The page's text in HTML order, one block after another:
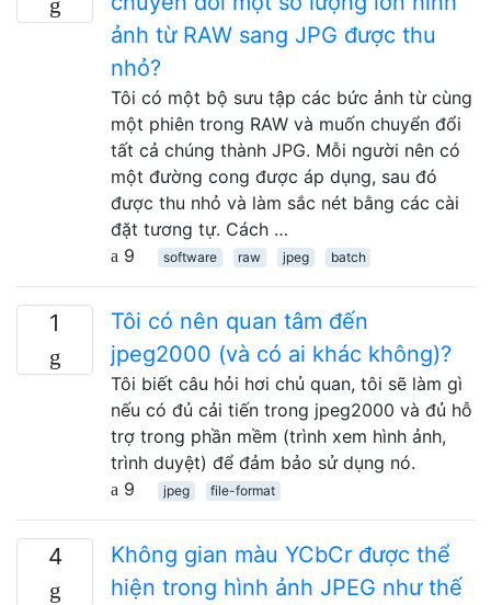
ảnh từ RAW sang JPG được thu
nhỏ?
Tôi có một bộ sưu tập các bức ảnh từ cùng
một phiên trong RAW và muốn chuyển đổi
tất cả chúng thành JPG. Mỗi người nên có
một đường cong được áp dụng, sau đó
được thu nhỏ và làm sắc nét bằng các cài
đặt tương tự. Cách …
9
software raw jpeg batch
1
Tôi có nên quan tâm đến
jpeg2000 (và có ai khác không)?
Tôi biết câu hỏi hơi chủ quan, tôi sẽ làm gì
nếu có đủ cải tiến trong jpeg2000 và đủ hỗ
trợ trong phần mềm (trình xem hình ảnh,
trình duyệt) để đảm bảo sử dụng nó.
9
jpeg file-format
4
Không gian màu YCbCr được thể
hiện trong hình ảnh JPEG như thế